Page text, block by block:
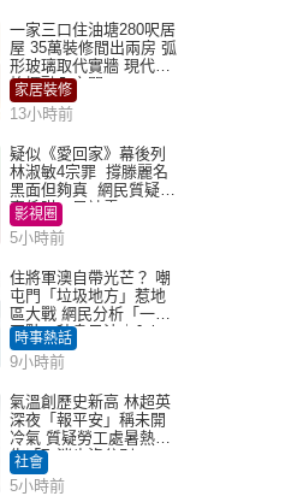
一家三口住油塘280呎居
屋 35萬裝修間出兩房 弧
形玻璃取代實牆 現代神
枱櫃融入玄關
家居裝修
13小時前
疑似《愛回家》幕後列
林淑敏4宗罪 撐滕麗名
黑面但夠真 網民質疑：
真係咁一早被雪
影視圈
5小時前
住將軍澳自帶光芒？ 嘲
屯門「垃圾地方」惹地
區大戰 網民分析「一共
同點」秒息風波｜Juicy
叮
時事熱話
9小時前
氣溫創歷史新高 林超英
深夜「報平安」稱未開
冷氣 質疑勞工處暑熱警
告「取消也沒分別」
社會
5小時前